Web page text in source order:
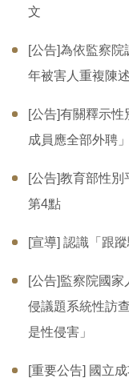
文
[公告]為依監察
年被害人重複陳
[公告]有關釋示
成員應全部外聘
[公告]教育部性
第4點
[宣導] 認識「跟蹤
[公告]監察院國
侵議題系統性訪
是性侵害」
[重要公告] 國立